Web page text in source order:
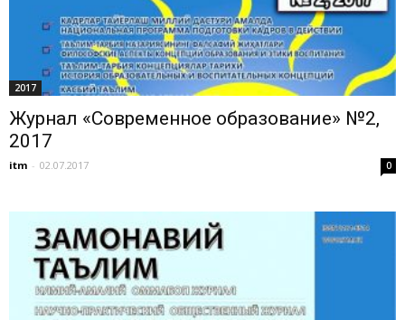
2017
Журнал «Современное образование» №2,
2017
itm - 02.07.2017 0